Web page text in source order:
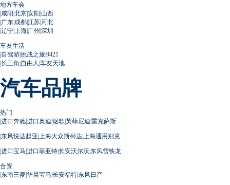
地方车会
|咸阳|北京|安阳|山西
|广东|成都|江苏|河北
|辽宁| 上海|广州 |深圳
车友生活
|自驾游|挑战之旅|9421
|长三角 |自由人 |车友天地
汽车品牌
热门
|进口奔驰|进口奥迪|讴歌|英菲尼迪|雷克萨斯
|东风悦达起亚| 上海大众斯柯达| 上海通用别克
|进口宝马|进口菲亚特|长安沃尔沃|东风雪铁龙
合资
|东南三菱|华晨宝马|长安福特|东风日产